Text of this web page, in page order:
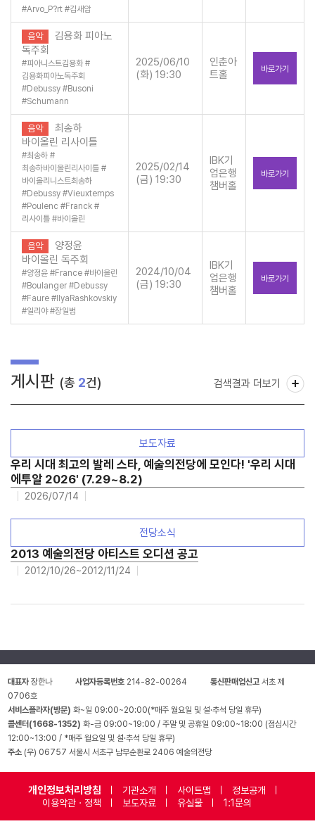
#Arvo_P?rt #김새암
음악
김용화 피아노
독주회
#피아니스트김용화 #
김용화피아노독주회
#Debussy #Busoni
#Schumann
2025/06/10
(화) 19:30
인춘아
트홀
바로가기
음악
최송하
바이올린 리사이틀
#최송하 #
최송하바이올린리사이틀 #
바이올리니스트최송하
#Debussy #Vieuxtemps
#Poulenc #Franck #
리사이틀 #바이올린
2025/02/14
(금) 19:30
IBK기
업은행
챔버홀
바로가기
음악
양정윤
바이올린 독주회
#양정윤 #France #바이올린
#Boulanger #Debussy
#Faure # IlyaRashkovskiy
#일리야 #장일범
2024/10/04
(금) 19:30
IBK기
업은행
챔버홀
바로가기
게시판 (총 2건) 검색결과 더보기
보도자료
우리 시대 최고의 발레 스타, 예술의전당에 모인다! '우리 시대
에투알 2026' (7.29~8.2)
2026/07/14
전당소식
2013 예술의전당 아티스트 오디션 공고
2012/10/26~2012/11/24
대표자장한나 사업자등록번호 214-82-00264 통신판매업신고서초 제
0706호
서비스플라자(방문)화~일 09:00~20:00(*매주 월요일 및 설·추석 당일 휴무)
콜센터(1668-1352)화-금 09:00~19:00 / 주말 및 공휴일 09:00~18:00 (점심시간
12:00~13:00 / *매주 월요일 및 설·추석 당일 휴무)
주소 (우) 06757 서울시 서초구 남부순환로 2406 예술의전당
개인정보처리방침 기관소개 사이트맵
정보공개
이용약관 · 정책
보도자료 유실물 1:1문의